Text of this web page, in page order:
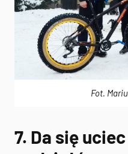
Fot.
7. Da się